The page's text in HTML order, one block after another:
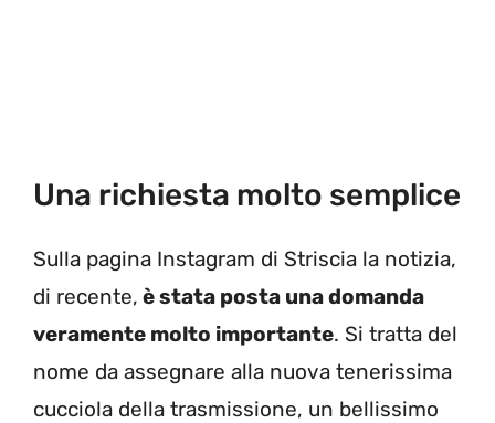
Una richiesta molto semplice
Sulla pagina Instagram di Striscia la notizia,
di recente, è stata posta una domanda
veramente molto importante. Si tratta del
nome da assegnare alla nuova tenerissima
cucciola della trasmissione, un bellissimo